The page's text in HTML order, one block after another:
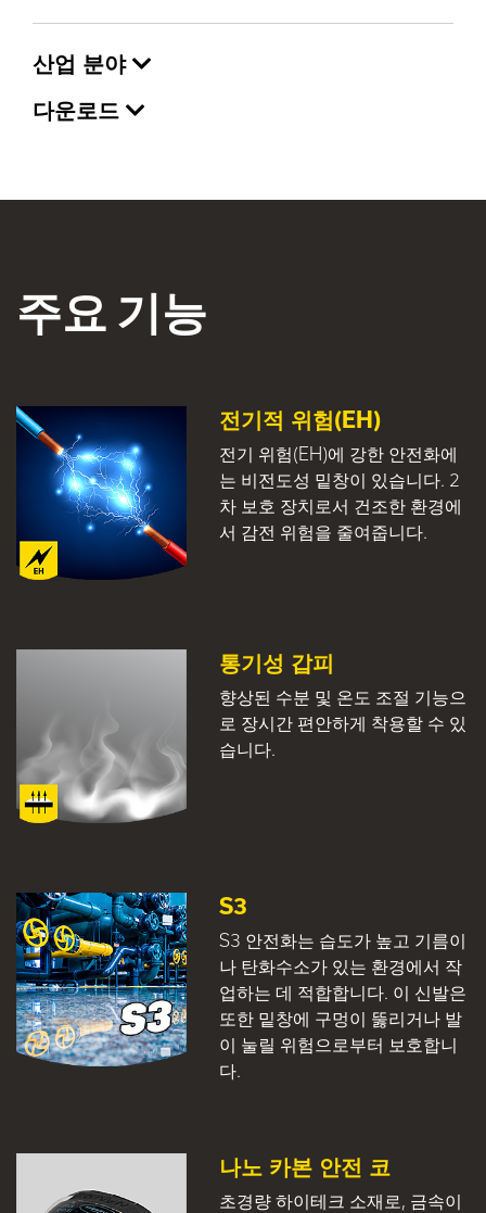
산업 분야
다운로드
주요 기능
전기적 위험(EH)
전기 위험(EH)에 강한 안전화에
는 비전도성 밑창이 있습니다. 2
차 보호 장치로서 건조한 환경에
서 감전 위험을 줄여줍니다.
통기성 갑피
향상된 수분 및 온도 조절 기능으
로 장시간 편안하게 착용할 수 있
습니다.
S3
S3 안전화는 습도가 높고 기름이
나 탄화수소가 있는 환경에서 작
업하는 데 적합합니다. 이 신발은
또한 밑창에 구멍이 뚫리거나 발
이 눌릴 위험으로부터 보호합니
다.
나노 카본 안전 코
초경량 하이테크 소재로, 금속이